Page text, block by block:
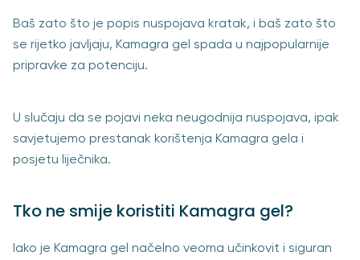
Baš zato što je popis nuspojava kratak, i baš zato što
se rijetko javljaju, Kamagra gel spada u najpopularnije
pripravke za potenciju.
U slučaju da se pojavi neka neugodnija nuspojava, ipak
savjetujemo prestanak korištenja Kamagra gela i
posjetu liječnika.
Tko ne smije koristiti Kamagra gel?
Iako je Kamagra gel načelno veoma učinkovit i siguran